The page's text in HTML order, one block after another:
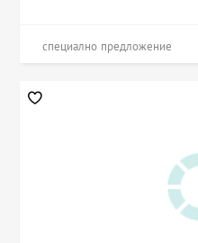
специално предложение